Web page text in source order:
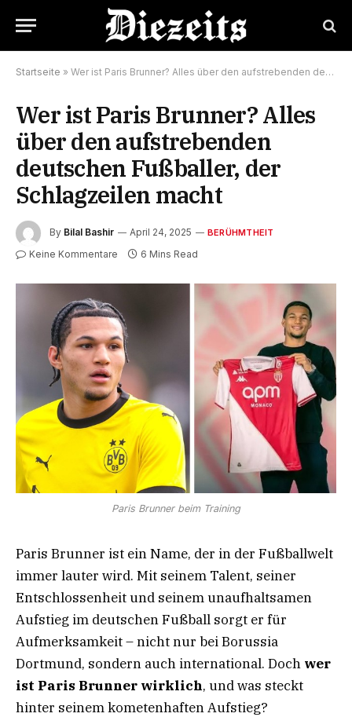
Startseite » Wer ist Paris Brunner? Alles über den aufstrebenden deutschen Fußballer, der Schlagzeilen macht
Wer ist Paris Brunner? Alles
über den aufstrebenden
deutschen Fußballer, der
Schlagzeilen macht
By Bilal Bashir April 24, 2025 BERÜHMTHEIT
Keine Kommentare 6 Mins Read
Paris Brunner beim Training
Paris Brunner ist ein Name, der in der Fußballwelt
immer lauter wird. Mit seinem Talent, seiner
Entschlossenheit und seinem unaufhaltsamen
Aufstieg im deutschen Fußball sorgt er für
Aufmerksamkeit – nicht nur bei Borussia
Dortmund, sondern auch international. Doch wer
ist Paris Brunner wirklich, und was steckt
hinter seinem kometenhaften Aufstieg?